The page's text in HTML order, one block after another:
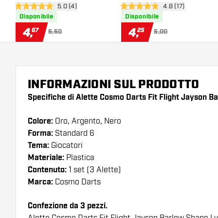
apri pannello recensioni
5 stelle di valutazione
5.0 (4)
Disponibile
4,67 5,50
apri pannello
4.8 stelle di valutazione
4.8 (17)
Disponibile
4,25 5,00
INFORMAZIONI SUL PRODOTTO
Specifiche di Alette Cosmo Darts Fit Flight Jayson
Colore: Oro, Argento, Nero
Forma: Standard 6
Tema: Giocatori
Materiale: Plastica
Contenuto: 1 set (3 Alette)
Marca: Cosmo Darts
Confezione da 3 pezzi.